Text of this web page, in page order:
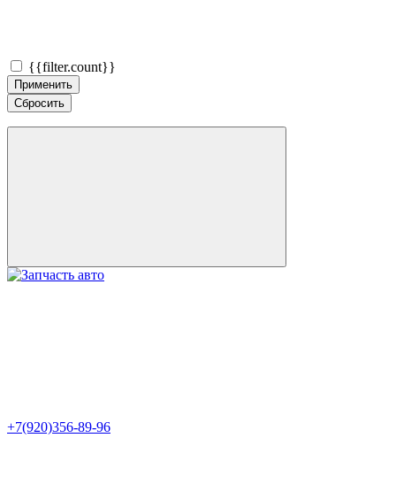
{{filter.count}}
Применить
Сбросить
+7(920)356-89-96